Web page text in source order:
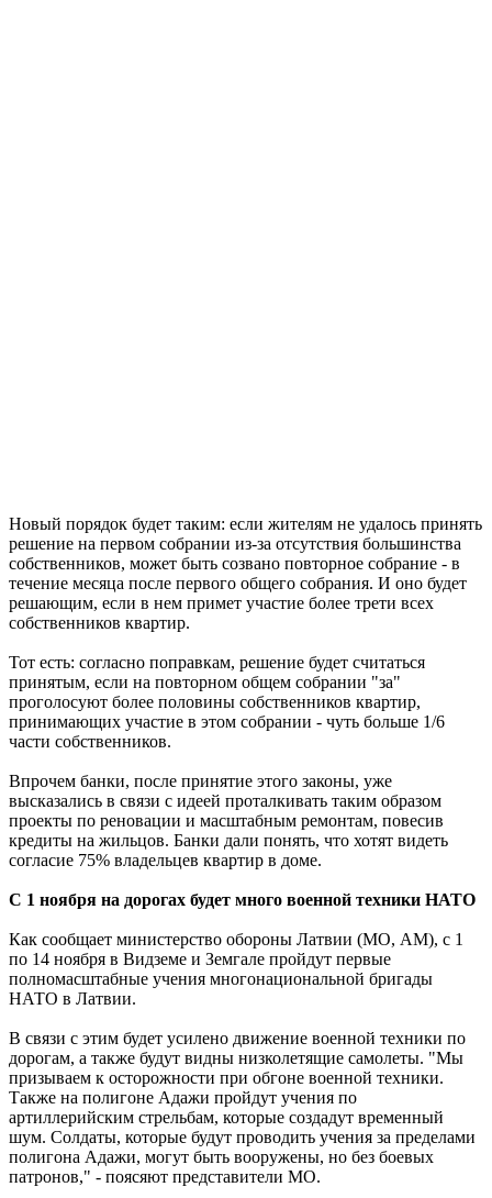
Новый порядок будет таким: если жителям не удалось принять
решение на первом собрании из-за отсутствия большинства
собственников, может быть созвано повторное собрание - в
течение месяца после первого общего собрания. И оно будет
решающим, если в нем примет участие более трети всех
собственников квартир.
Тот есть: согласно поправкам, решение будет считаться
принятым, если на повторном общем собрании "за"
проголосуют более половины собственников квартир,
принимающих участие в этом собрании - чуть больше 1/6
части собственников.
Впрочем банки, после принятие этого законы, уже
высказались в связи с идеей проталкивать таким образом
проекты по реновации и масштабным ремонтам, повесив
кредиты на жильцов. Банки дали понять, что хотят видеть
согласие 75% владельцев квартир в доме.
С 1 ноября на дорогах будет много военной техники НАТО
Как сообщает министерство обороны Латвии (МО, АМ), с 1
по 14 ноября в Видземе и Земгале пройдут первые
полномасштабные учения многонациональной бригады
НАТО в Латвии.
В связи с этим будет усилено движение военной техники по
дорогам, а также будут видны низколетящие самолеты. "Мы
призываем к осторожности при обгоне военной техники.
Также на полигоне Адажи пройдут учения по
артиллерийским стрельбам, которые создадут временный
шум. Солдаты, которые будут проводить учения за пределами
полигона Адажи, могут быть вооружены, но без боевых
патронов," - поясяют представители МО.